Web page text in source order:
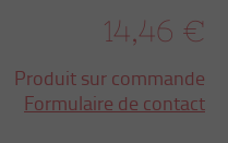
14,46 €
Produit sur commande
Formulaire de contact